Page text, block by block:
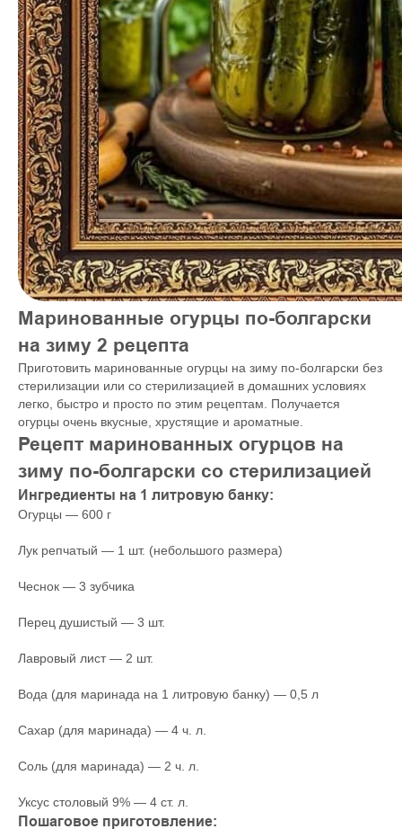
Маринованные огурцы по-болгарски
на зиму 2 рецепта
Приготовить маринованные огурцы на зиму по-болгарски без
стерилизации или со стерилизацией в домашних условиях
легко, быстро и просто по этим рецептам. Получается
огурцы очень вкусные, хрустящие и ароматные.
Рецепт маринованных огурцов на
зиму по-болгарски со стерилизацией
Ингредиенты на 1 литровую банку:
Огурцы — 600 г
Лук репчатый — 1 шт. (небольшого размера)
Чеснок — 3 зубчика
Перец душистый — 3 шт.
Лавровый лист — 2 шт.
Вода (для маринада на 1 литровую банку) — 0,5 л
Сахар (для маринада) — 4 ч. л.
Соль (для маринада) — 2 ч. л.
Уксус столовый 9% — 4 ст. л.
Пошаговое приготовление: